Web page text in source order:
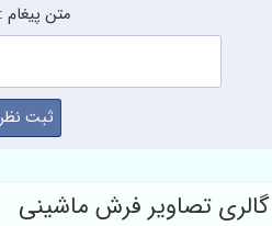
متن پیغام :
تصاویر فرش ماشینی